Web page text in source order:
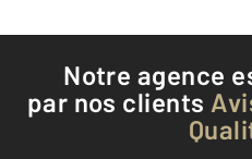
Notre agence
par nos clients